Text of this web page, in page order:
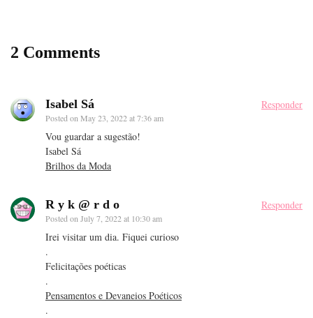
2 Comments
Isabel Sá
Posted onMay 23, 2022 at 7:36 am
Responder
Vou guardar a sugestão!
Isabel Sá
Brilhos da Moda
R y k @ r d o
Posted onJuly 7, 2022 at 10:30 am
Responder
Irei visitar um dia. Fiquei curioso
.
Felicitações poéticas
.
Pensamentos e Devaneios Poéticos
.